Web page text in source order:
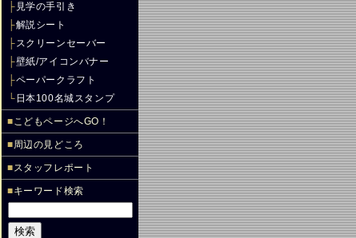
├ 見学の手引き
├解説シート
├スクリーンセーバー
├壁紙/アイコンバナー
├ペーパークラフト
└ 日本100名城スタンプ
■こどもページへGO！
■周辺の見どころ
■スタッフレポート
■キーワード検索